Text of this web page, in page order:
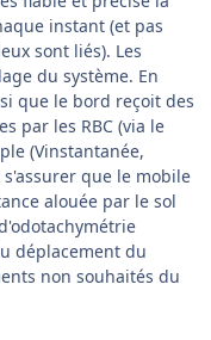
instant (et pas
sont liés). Les
du système. En
que le bord reçoit des
par les RBC (via le
(Vinstantanée,
que le mobile
alouée par le sol
déplacement du
non souhaités du